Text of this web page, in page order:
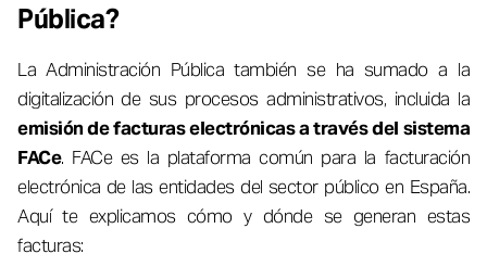
Pública?
La Administración Pública también se ha sumado a la
digitalización de sus procesos administrativos, incluida la
emisión de facturas electrónicas a través del sistema
FACe. FACe es la plataforma común para la facturación
electrónica de las entidades del sector público en España.
Aquí te explicamos cómo y dónde se generan estas
facturas: